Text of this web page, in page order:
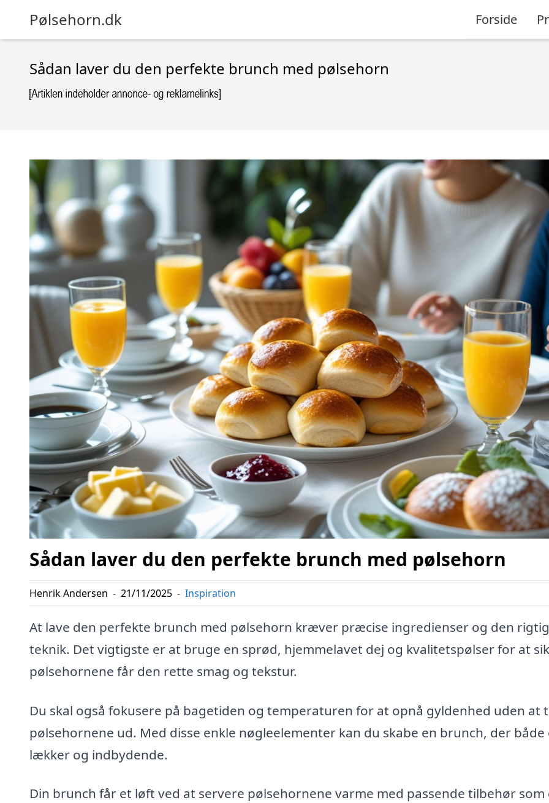
Pølsehorn.dk Forside
Sådan laver du den perfekte brunch med pølsehorn
Sådan laver du den perfekte brunch med pølsehorn
Henrik Andersen - 21/11/2025 - Inspiration
At lave den perfekte brunch med pølsehorn kræver præcise ingredienser og den
teknik. Det vigtigste er at bruge en sprød, hjemmelavet dej og kvalitetspølser for at
pølsehornene får den rette smag og tekstur.
Du skal også fokusere på bagetiden og temperaturen for at opnå gyldenhed uden at
pølsehornene ud. Med disse enkle nøgleelementer kan du skabe en brunch, der både
lækker og indbydende.
Din brunch får et løft ved at servere pølsehornene varme med passende tilbehør som